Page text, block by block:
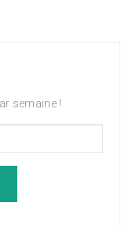
semaine !